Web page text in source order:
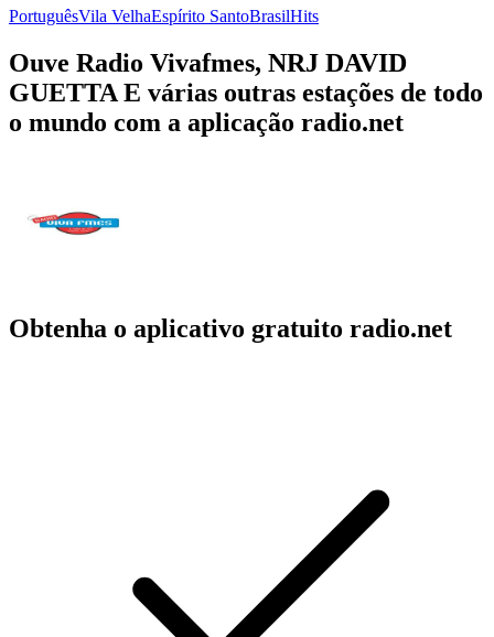
PortuguêsVila VelhaEspírito SantoBrasilHits
Ouve Radio Vivafmes, NRJ DAVID
GUETTA E várias outras estações de todo
o mundo com a aplicação radio.net
Obtenha o aplicativo gratuito radio.net